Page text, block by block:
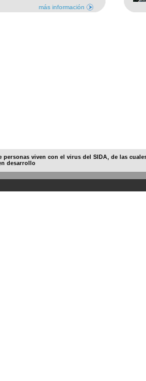
más información
personas viven con el virus del SIDA, de las
desarrollo